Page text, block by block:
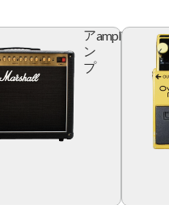
ア
ン
プ
amplifier